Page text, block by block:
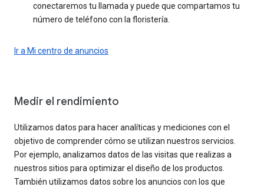
conectaremos tu llamada y puede que compartamos tu
número de teléfono con la floristería.
Ir a Mi centro de anuncios
Medir el rendimiento
Utilizamos datos para hacer analíticas y mediciones con el
objetivo de comprender cómo se utilizan nuestros servicios.
Por ejemplo, analizamos datos de las visitas que realizas a
nuestros sitios para optimizar el diseño de los productos.
También utilizamos datos sobre los anuncios con los que